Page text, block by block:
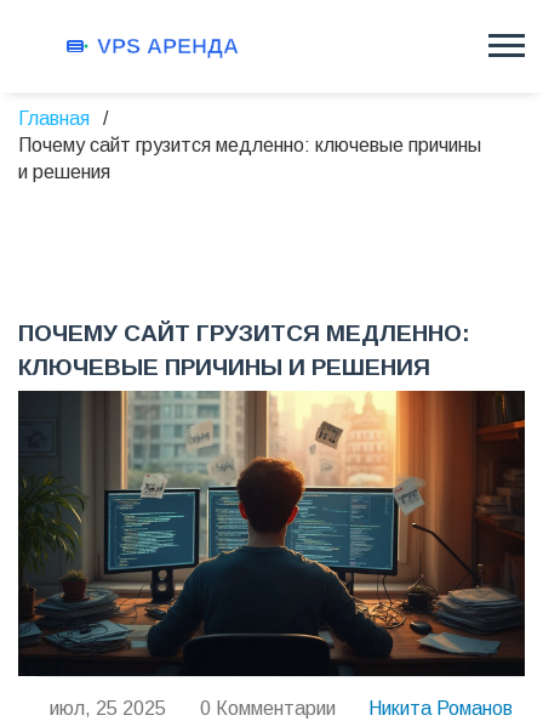
Главная
Почему сайт грузится медленно: ключевые причины
и решения
ПОЧЕМУ САЙТ ГРУЗИТСЯ МЕДЛЕННО:
КЛЮЧЕВЫЕ ПРИЧИНЫ И РЕШЕНИЯ
июл, 25 2025 0 Комментарии Никита Романов